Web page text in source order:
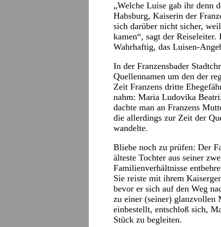
„Welche Luise gab ihr denn
Habsburg, Kaiserin der
sich darüber nicht sicher,
kamen“, sagt der
Wahrhaftig, das Luisen-
In der Franzensbader
Quellennamen um den der
Zeit Franzens dritte
nahm: Maria Ludovika
dachte man an Franzens
die allerdings zur Zeit der
wandelte.
Bliebe noch zu prüfen: Der
älteste Tochter aus seiner
Familienverhältnisse
Sie reiste mit ihrem
bevor er sich auf den Weg
zu einer (seiner) glanzvollen
einbestellt, entschloß sich,
Stück zu begleiten.